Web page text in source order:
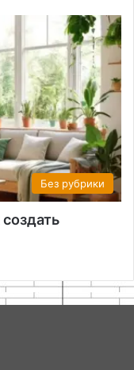
Без рубрики